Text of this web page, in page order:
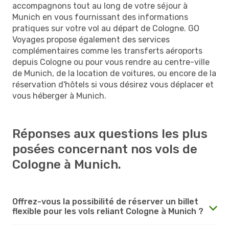
accompagnons tout au long de votre séjour à
Munich en vous fournissant des informations
pratiques sur votre vol au départ de Cologne. GO
Voyages propose également des services
complémentaires comme les transferts aéroports
depuis Cologne ou pour vous rendre au centre-ville
de Munich, de la location de voitures, ou encore de la
réservation d'hôtels si vous désirez vous déplacer et
vous héberger à Munich.
Réponses aux questions les plus
posées concernant nos vols de
Cologne à Munich.
Offrez-vous la possibilité de réserver un billet
flexible pour les vols reliant Cologne à Munich ?